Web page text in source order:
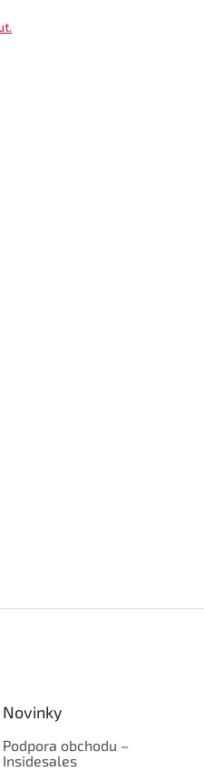
Novinky
Podpora obchodu –
Insidesales